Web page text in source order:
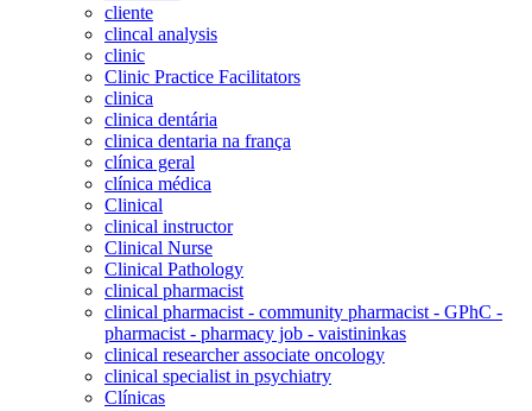
cliente
clincal analysis
clinic
Clinic Practice Facilitators
clinica
clinica dentária
clinica dentaria na frança
clínica geral
clínica médica
Clinical
clinical instructor
Clinical Nurse
Clinical Pathology
clinical pharmacist
clinical pharmacist - community pharmacist - GPhC -
pharmacist - pharmacy job - vaistininkas
clinical researcher associate oncology
clinical specialist in psychiatry
Clínicas